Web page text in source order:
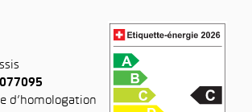
d’homologation